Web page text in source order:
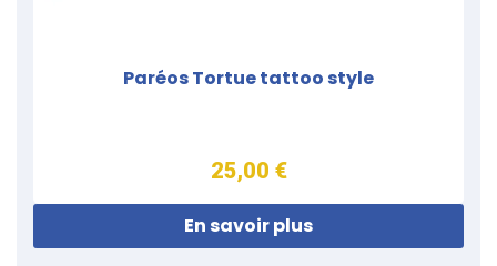
Paréos Tortue tattoo style
25,00 €
En savoir plus